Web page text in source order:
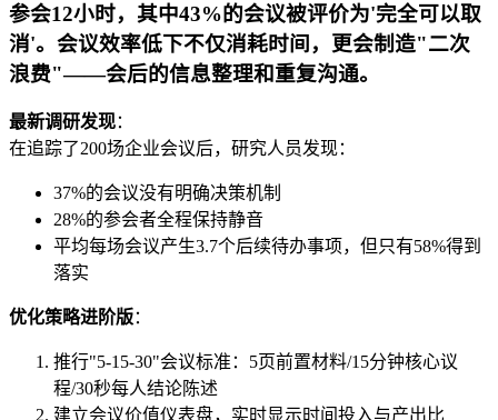
参会12小时，其中43%的会议被评价为'完全可以取
消'。会议效率低下不仅消耗时间，更会制造"二次
浪费"——会后的信息整理和重复沟通。
最新调研发现：
在追踪了200场企业会议后，研究人员发现：
37%的会议没有明确决策机制
28%的参会者全程保持静音
平均每场会议产生3.7个后续待办事项，但只有58%得到
落实
优化策略进阶版：
推行"5-15-30"会议标准：5页前置材料/15分钟核心议
程/30秒每人结论陈述
建立会议价值仪表盘，实时显示时间投入与产出比